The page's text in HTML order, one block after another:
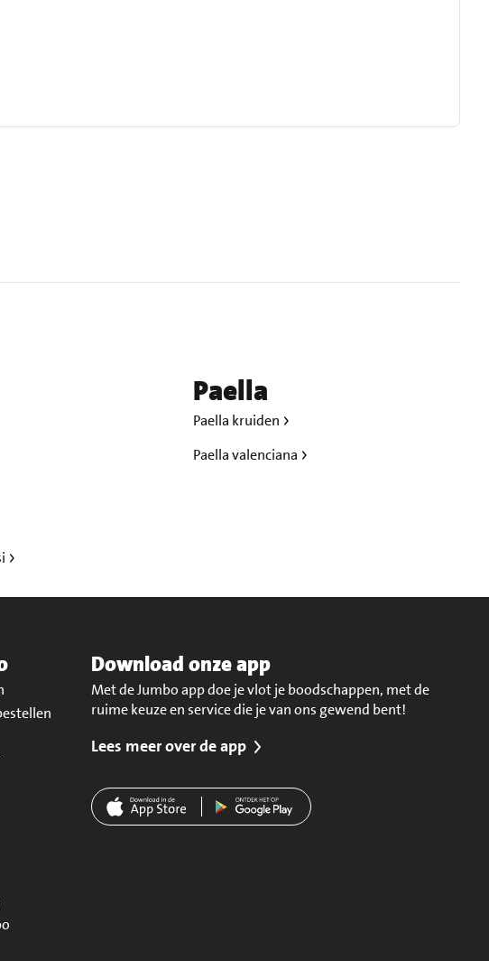
Paella
Paella kruiden
Paella valenciana
Download onze app
Met de Jumbo app doe je vlot je boodschappen, met de
ruime keuze en service die je van ons gewend bent!
Lees meer over de app